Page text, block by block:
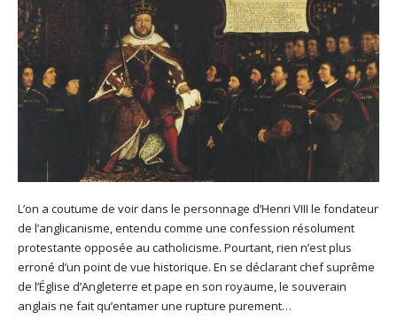
L’on a coutume de voir dans le personnage d’Henri VIII le fondateur
de l’anglicanisme, entendu comme une confession résolument
protestante opposée au catholicisme. Pourtant, rien n’est plus
erroné d’un point de vue historique. En se déclarant chef suprême
de l’Église d’Angleterre et pape en son royaume, le souverain
anglais ne fait qu’entamer une rupture purement…